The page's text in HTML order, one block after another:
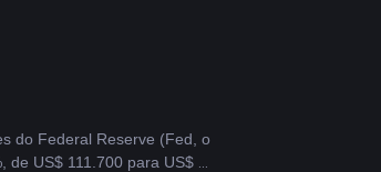
do Federal Reserve (Fed, o
de US$ 111.700 para US$